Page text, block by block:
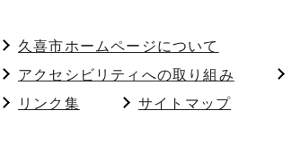
久喜市ホームページについて
アクセシビリティへの取り組み
リンク集
サイトマップ